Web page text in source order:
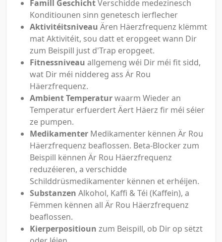
Famill GeschichtVerschidde medezinesch
Konditiounen sinn genetesch ierflecher
Aktivitéitsniveau Ären Häerzfrequenz klëmmt
mat Aktivitéit, sou datt et eropgeet wann Dir
zum Beispill just d'Trap eropgeet.
Fitnessniveau allgemeng wéi Dir méi fit sidd,
wat Dir méi niddereg ass Är Rou
Häerzfrequenz.
Ambient Temperaturwaarm Wieder an
Temperatur erfuerdert Äert Häerz fir méi séier
ze pumpen.
Medikamenter Medikamenter kënnen Är Rou
Häerzfrequenz beaflossen. Beta-Blocker zum
Beispill kënnen Är Rou Häerzfrequenz
reduzéieren, a verschidde
Schilddrüsmedikamenter kënnen et erhéijen.
Substanzen Alkohol, Kaffi & Téi (Kaffein), a
Fëmmen kënnen all Är Rou Häerzfrequenz
beaflossen.
Kierperpositioun zum Beispill, ob Dir op sëtzt